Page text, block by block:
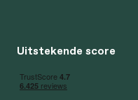
Uitstekende score